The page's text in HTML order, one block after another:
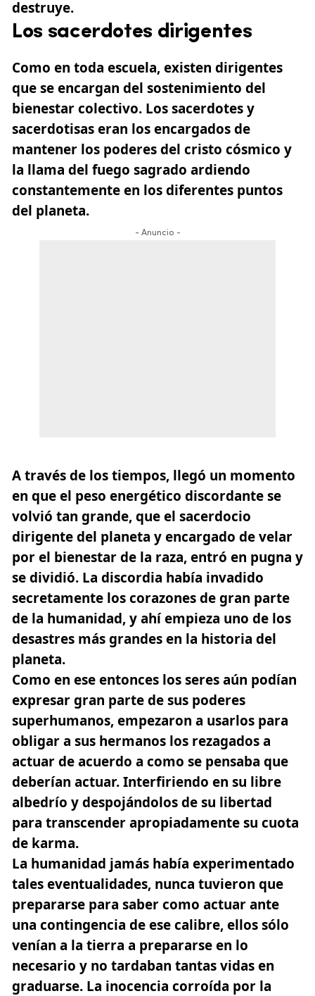
destruye.
Los sacerdotes dirigentes
Como en toda escuela, existen dirigentes
que se encargan del sostenimiento del
bienestar colectivo. Los sacerdotes y
sacerdotisas eran los encargados de
mantener los poderes del cristo cósmico y
la llama del fuego sagrado ardiendo
constantemente en los diferentes puntos
del planeta.
- Anuncio -
A través de los tiempos, llegó un momento
en que el peso energético discordante se
volvió tan grande, que el sacerdocio
dirigente del planeta y encargado de velar
por el bienestar de la raza, entró en pugna y
se dividió. La discordia había invadido
secretamente los corazones de gran parte
de la humanidad, y ahí empieza uno de los
desastres más grandes en la historia del
planeta.
Como en ese entonces los seres aún podían
expresar gran parte de sus poderes
superhumanos, empezaron a usarlos para
obligar a sus hermanos los rezagados a
actuar de acuerdo a como se pensaba que
deberían actuar. Interfiriendo en su libre
albedrío y despojándolos de su libertad
para transcender apropiadamente su cuota
de karma.
La humanidad jamás había experimentado
tales eventualidades, nunca tuvieron que
prepararse para saber como actuar ante
una contingencia de ese calibre, ellos sólo
venían a la tierra a prepararse en lo
necesario y no tardaban tantas vidas en
graduarse. La inocencia corroída por la